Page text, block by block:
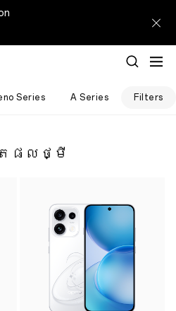
Series A Series Filters
ផលថ្មី